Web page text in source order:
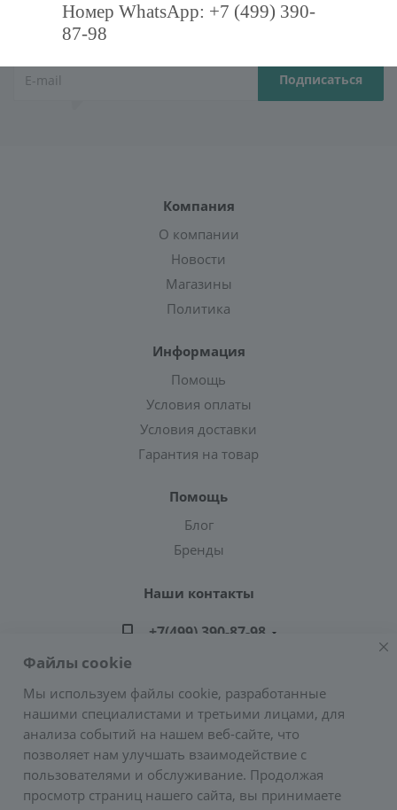
Подпишитесь на нашу рассылку,
и получите курс грамотного клиента!
Компания
О компании
Новости
Магазины
Политика
Информация
Помощь
Условия оплаты
Условия доставки
Гарантия на товар
Помощь
Блог
Бренды
Наши контакты
+7(499) 390-87-98
Адрес: г. Москва, ул. Подольских Курсантов,
д.3, стр.2 (метро Пражская)
E-mail:zakaz@greencond.ru
Номер WhatsApp: +7 (499) 390-
87-98
Файлы cookie
Мы используем файлы cookie, разработанные
нашими специалистами и третьими лицами, для
анализа событий на нашем веб-сайте, что
позволяет нам улучшать взаимодействие с
пользователями и обслуживание. Продолжая
просмотр страниц нашего сайта, вы принимаете